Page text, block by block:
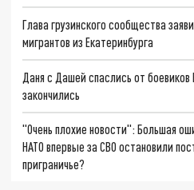
Глава грузинского сообщества
мигрантов из Екатеринбурга
Даня с Дашей спаслись от
закончились
"Очень плохие новости": Большая
НАТО впервые за СВО остановили
приграничье?